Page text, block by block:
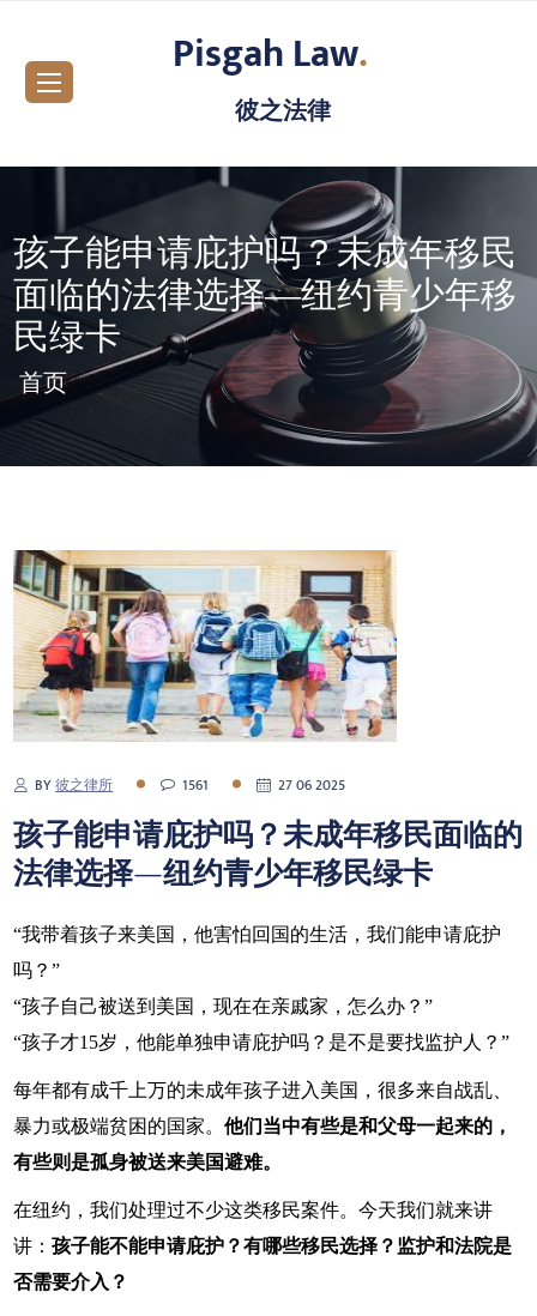
Pisgah Law.
彼之法律
孩子能申请庇护吗？未成年移民
面临的法律选择—纽约青少年移
民绿卡
首页
BY彼之律所 1561 27 06 2025
孩子能申请庇护吗？未成年移民面临的
法律选择—纽约青少年移民绿卡
“我带着孩子来美国，他害怕回国的生活，我们能申请庇护
吗？”
“孩子自己被送到美国，现在在亲戚家，怎么办？”
“孩子才15岁，他能单独申请庇护吗？是不是要找监护人？”
每年都有成千上万的未成年孩子进入美国，很多来自战乱、
暴力或极端贫困的国家。他们当中有些是和父母一起来的，
有些则是孤身被送来美国避难。
在纽约，我们处理过不少这类移民案件。今天我们就来讲
讲：孩子能不能申请庇护？有哪些移民选择？监护和法院是
否需要介入？